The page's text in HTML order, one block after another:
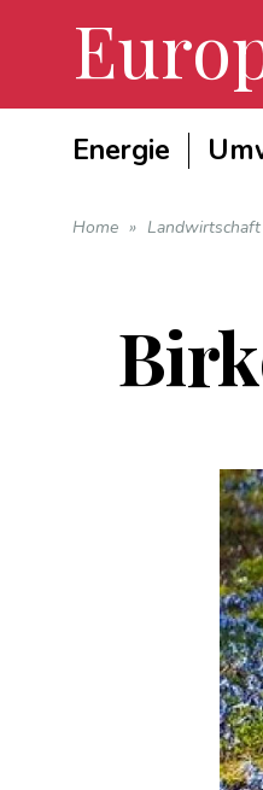
Energie
Home » Landwirtschaft